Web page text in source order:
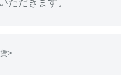
ただきます。
>